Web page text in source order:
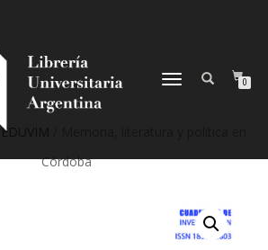
NAVEGACIÓN
0
EDUVIM
Córdoba